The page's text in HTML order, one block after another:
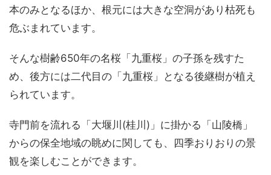
本のみとなるほか、根元には大きな空洞があり枯死も
危ぶまれています。
そんな樹齢650年の名桜「九重桜」の子孫を残すた
め、後方には二代目の「九重桜」となる後継樹が植え
られています。
寺門前を流れる「大堰川(桂川)」に掛かる「山陵橋」
からの保全地域の眺めに関しても、四季おりおりの景
観を楽しむことができます。